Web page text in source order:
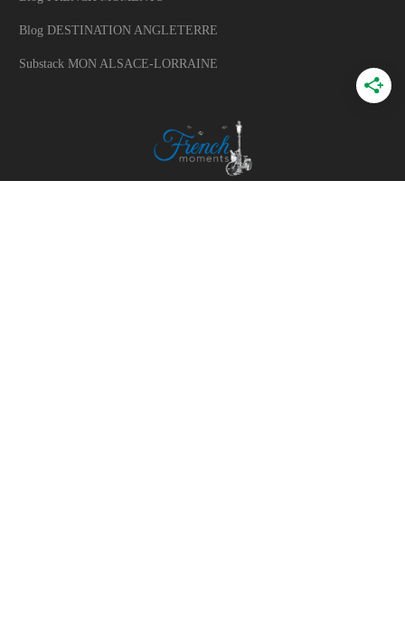
Blog DESTINATION ANGLETERRE
Substack MON ALSACE-LORRAINE